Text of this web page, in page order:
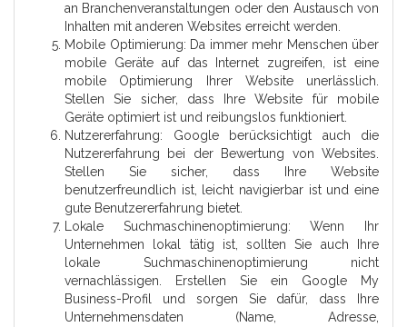
an Branchenveranstaltungen oder den Austausch von
Inhalten mit anderen Websites erreicht werden.
Mobile Optimierung: Da immer mehr Menschen über
mobile Geräte auf das Internet zugreifen, ist eine
mobile Optimierung Ihrer Website unerlässlich.
Stellen Sie sicher, dass Ihre Website für mobile
Geräte optimiert ist und reibungslos funktioniert.
Nutzererfahrung: Google berücksichtigt auch die
Nutzererfahrung bei der Bewertung von Websites.
Stellen Sie sicher, dass Ihre Website
benutzerfreundlich ist, leicht navigierbar ist und eine
gute Benutzererfahrung bietet.
Lokale Suchmaschinenoptimierung: Wenn Ihr
Unternehmen lokal tätig ist, sollten Sie auch Ihre
lokale Suchmaschinenoptimierung nicht
vernachlässigen. Erstellen Sie ein Google My
Business-Profil und sorgen Sie dafür, dass Ihre
Unternehmensdaten (Name, Adresse,